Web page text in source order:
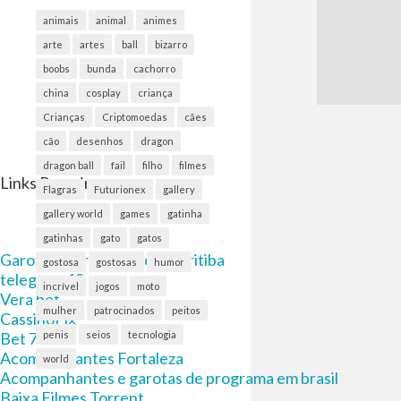
animais animal animes
arte artes ball bizarro
boobs bunda cachorro
china cosplay criança
Crianças Criptomoedas cães
cão desenhos dragon
dragon ball fail filho filmes
Flagras Futurionex gallery
gallery world games gatinha
gatinhas gato gatos
gostosa gostosas humor
incrível jogos moto
mulher patrocinados peitos
penis seios tecnologia
world
Links Parceiros
Garota de Programa em Curitiba
telegram 18
Vera bet
CassinoPix
Bet 7k
Acompanhantes Fortaleza
Acompanhantes e garotas de programa em brasil